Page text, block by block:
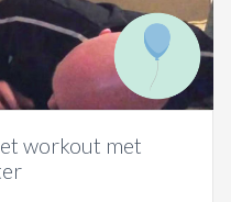
workout met